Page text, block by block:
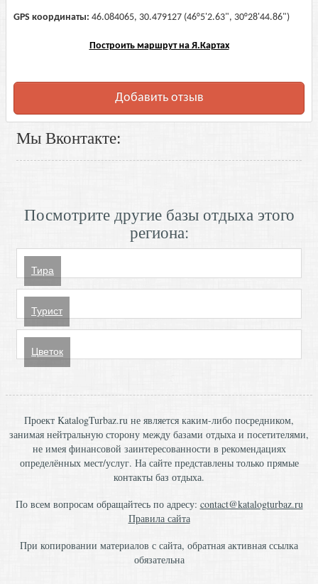
GPS координаты: 46.084065, 30.479127 (46°5'2.63", 30°28'44.86")
Построить маршрут на Я.Картах
Добавить отзыв
Мы Вконтакте:
Посмотрите другие базы отдыха этого
региона:
Тира
Турист
Цветок
Проект KatalogTurbaz.ru не является каким-либо посредником,
занимая нейтральную сторону между базами отдыха и посетителями,
не имея финансовой заинтересованности в рекомендациях
определённых мест/услуг. На сайте представлены только прямые
контакты баз отдыха.
По всем вопросам обращайтесь по адресу: contact@katalogturbaz.ru
Правила сайта
При копировании материалов с сайта, обратная активная ссылка
обязательна